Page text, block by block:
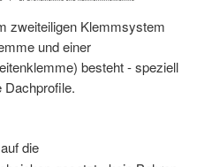
zweiteiligen Klemmsystem
und einer
besteht - speziell
Dachprofile.
die